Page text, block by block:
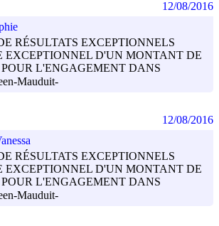
RÉSULTATS EXCEPTIONNELS
EXCEPTIONNEL D'UN MONTANT DE
POUR L'ENGAGEMENT DANS
Mauduit-
12/08/2016
RÉSULTATS EXCEPTIONNELS
EXCEPTIONNEL D'UN MONTANT DE
POUR L'ENGAGEMENT DANS
Mauduit-
12/08/2016